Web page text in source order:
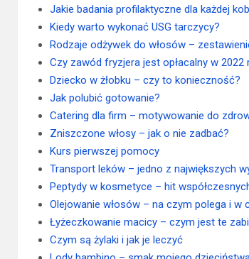
Jakie badania profilaktyczne dla każdej
Kiedy warto wykonać USG tarczycy?
Rodzaje odżywek do włosów –
Czy zawód fryzjera jest opłacalny w 2022
Dziecko w żłobku – czy to konieczność?
Jak polubić gotowanie?
Catering dla firm – motywowanie do
Zniszczone włosy – jak o nie zadbać?
Kurs pierwszej pomocy
Transport leków – jedno z największych
Peptydy w kosmetyce – hit
Olejowanie włosów – na czym polega i w
Łyżeczkowanie macicy – czym jest te
Czym są żylaki i jak je leczyć